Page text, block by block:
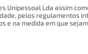
Unipessoal Lda assim
pelos regulamentos
e na medida em que